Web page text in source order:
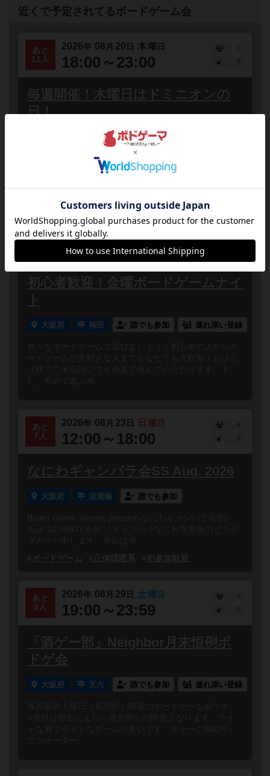
近くで予定されてるボードゲーム会
あと
11人
2026年 08 月 20 日 木曜日
18:00～23:00
1
毎週開催！木曜日はドミニオンの
日！
梅田 誰でも参加
店長オススメ！ボードゲームのドミニオンを遊ぶ交流会
を毎週木曜日に開催しています！当店には最新拡張「略
あと
2026年 08月
18:00～23:00
初心者歓迎！金曜ボードゲームナイ
ト
大阪府 梅田 誰でも参加 連れ添い登録
色々なボードゲームで遊びましょう！初心者の人からボ
ードゲームが大好きな人までどなたでも大歓迎！おひと
り様でご来店頂いても相席で遊んでいただけます。ま
た、初めて遊ぶボ...
あと
7人
2026年 08 月 23 日 日 曜日
12:00～18:00
9
なにわギャンパラ会SS Aug. 2026
大阪府 淀屋橋 誰でも参加
Board Game Yarena presentsなにわギャンパラ会SS
Aug. 2026BGY会長*／ギャンパラなにわ支部長のピンク
ダガーと申します。今回はギ...
#ボードゲーム
#正体隠匿系 #初参加歓迎
あと
9人
2026年 08 月 29 日 土 曜日
19:00～23:59
1
「酒ゲー部」Neighbor月末恒例ボ
ドゲ会
大阪府 天六 誰でも参加 連れ添い登録
毎月最終土曜日（原則的）開催のボードゲーム会です。
※今月は都合により一週前倒しの開催となります。ライ
トな層でライトなゲームが多いです。チャージ500円と